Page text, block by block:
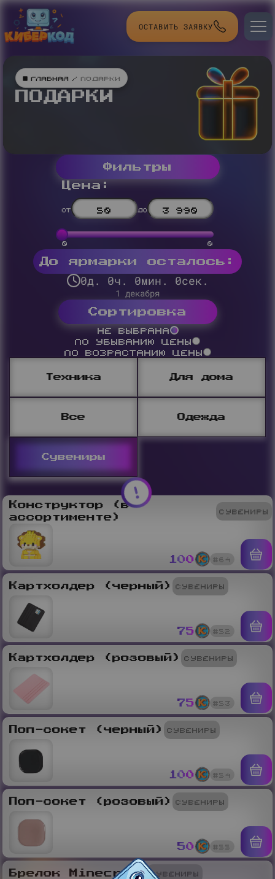
ОСТАВИТЬ ЗАЯВКУ
Главная / Подарки
ПОДАРКИ
Фильтры
Цена:
от до
0
0
До ярмарки осталось:
0д. 0ч. 0мин. 0сек.
1 декабря
Сортировка
Не выбрана
По убыванию цены
По возрастанию цены
Техника Для дома
Все Одежда
Сувениры
Конструктор (в
ассортименте)
Сувениры
100 #64
Картхолдер (черный) Сувениры
75 #52
Картхолдер (розовый) Сувениры
75 #53
Поп-сокет (черный) Сувениры
100 #54
Поп-сокет (розовый) Сувениры
50 #55
Брелок Minecraft Сувениры